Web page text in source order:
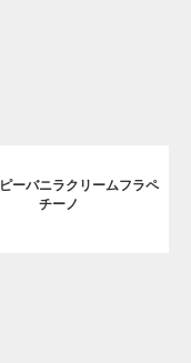
ーバニラクリームフラペ
チーノ